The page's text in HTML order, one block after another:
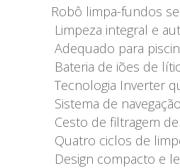
Robô limpa-fundos
Limpeza integral e
Adequado para
Bateria de iões de
Tecnologia Inverter
Sistema de
Cesto de filtragem
Quatro ciclos de
Design compacto e